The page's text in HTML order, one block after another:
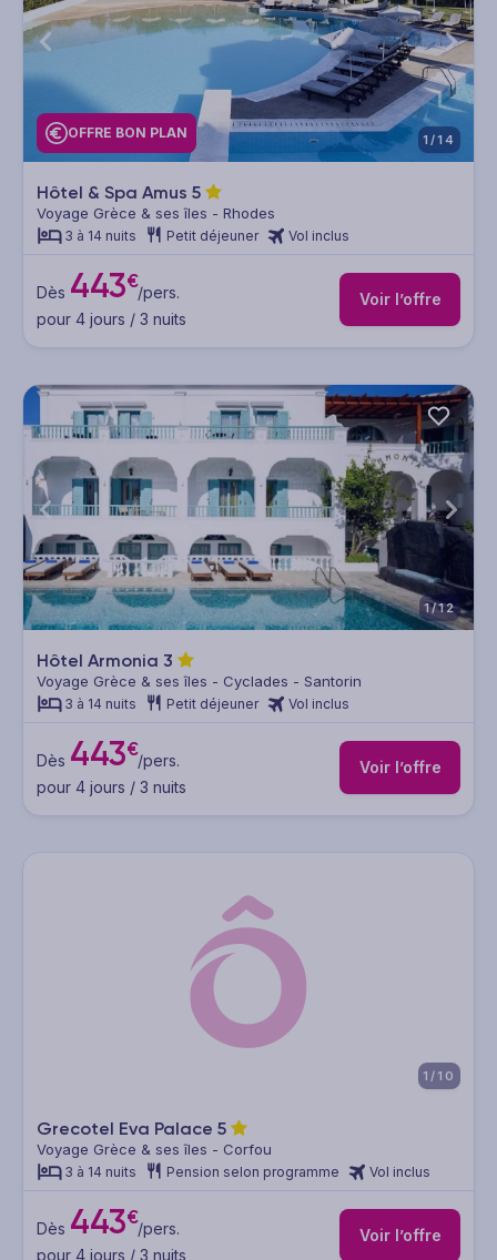
OFFRE BON PLAN 1/14
Hôtel & Spa Amus 5
Voyage Grèce & ses îles - Rhodes
3 à 14 nuits Petit déjeuner Vol inclus
Dès 443€/pers.
pour 4 jours / 3 nuits
Voir l’offre
1/12
Hôtel Armonia 3
Voyage Grèce & ses îles - Cyclades - Santorin
3 à 14 nuits Petit déjeuner Vol inclus
Dès 443€/pers.
pour 4 jours / 3 nuits
Voir l’offre
1/10
Grecotel Eva Palace 5
Voyage Grèce & ses îles - Corfou
3 à 14 nuits Pension selon programme Vol inclus
Dès 443€/pers.
pour 4 jours / 3 nuits
Voir l’offre